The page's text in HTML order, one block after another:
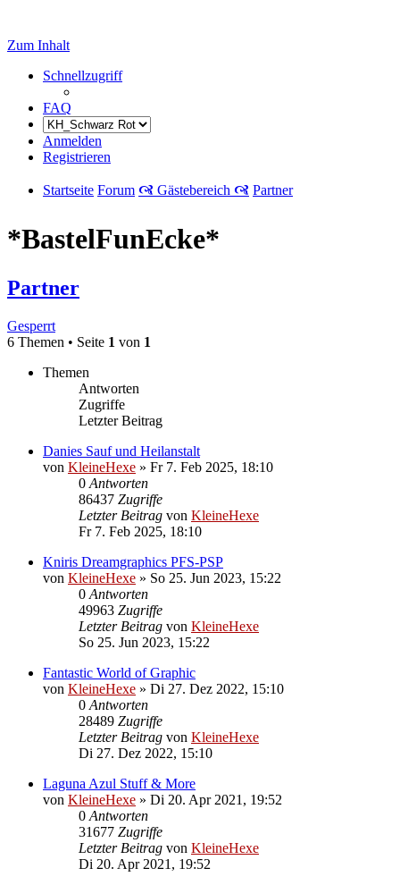
Zum Inhalt
Schnellzugriff
FAQ
Anmelden
Registrieren
Startseite Forum 🙧 Gästebereich 🙧 Partner
*BastelFunEcke*
Partner
Gesperrt
6 Themen • Seite 1 von 1
Themen
Antworten
Zugriffe
Letzter Beitrag
Danies Sauf und Heilanstalt
von KleineHexe » Fr 7. Feb 2025, 18:10
0 Antworten
86437 Zugriffe
Letzter Beitrag von KleineHexe
Fr 7. Feb 2025, 18:10
Kniris Dreamgraphics PFS-PSP
von KleineHexe » So 25. Jun 2023, 15:22
0 Antworten
49963 Zugriffe
Letzter Beitrag von KleineHexe
So 25. Jun 2023, 15:22
Fantastic World of Graphic
von KleineHexe » Di 27. Dez 2022, 15:10
0 Antworten
28489 Zugriffe
Letzter Beitrag von KleineHexe
Di 27. Dez 2022, 15:10
Laguna Azul Stuff & More
von KleineHexe » Di 20. Apr 2021, 19:52
0 Antworten
31677 Zugriffe
Letzter Beitrag von KleineHexe
Di 20. Apr 2021, 19:52